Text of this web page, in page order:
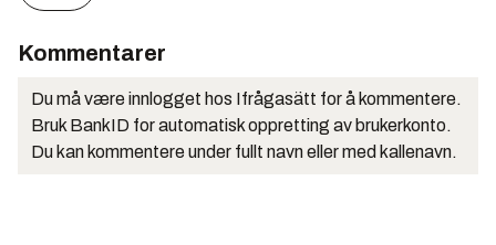
Kommentarer
Du må være innlogget hos Ifrågasätt for å kommentere.
Bruk BankID for automatisk oppretting av brukerkonto.
Du kan kommentere under fullt navn eller med kallenavn.